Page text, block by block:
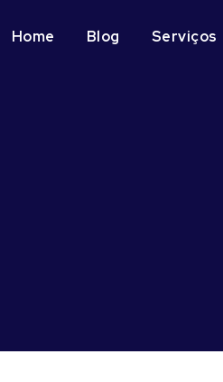
Home Blog Serviços